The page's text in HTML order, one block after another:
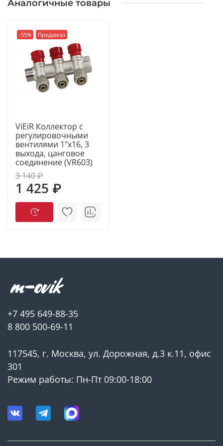
Аналогичные товары
-55% Предзаказ
ViEiR Коллектор с
регулировочными
вентилями 1"х16, 3
выхода, цанговое
соединение (VR603)
3 140 ₽
1 425 ₽
+7 495 649-88-35
8 800 500-69-11
117545, г. Москва, ул. Дорожная, д.3 к.11, офис
301
Режим работы: Пн-Пт 09:00-18:00